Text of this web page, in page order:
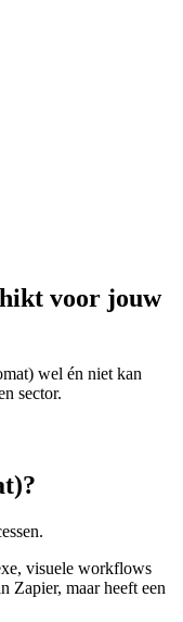
voor jouw
wel én niet kan
sector.
?
visuele workflows
Zapier, maar heeft een